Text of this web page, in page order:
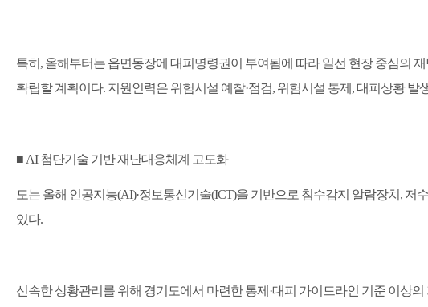
특히 , 올해부터는 읍면동장에 대피명령권이 부여됨에 따라 일선 현장 중심의
확립할 계획이다. 지원인력은 위험시설 예찰·점검, 위험시설 통제 ,대피상황 발
■ AI첨단기술 기반 재난대응체계 고도화
도는 올해 인공지능(AI)·정보통신기술(ICT)을 기반으로 침수감지 알람장치 , 저
있다.
신속한 상황관리를 위해 경기도에서 마련한 통제 ·대피 가이드라인 기준 이상